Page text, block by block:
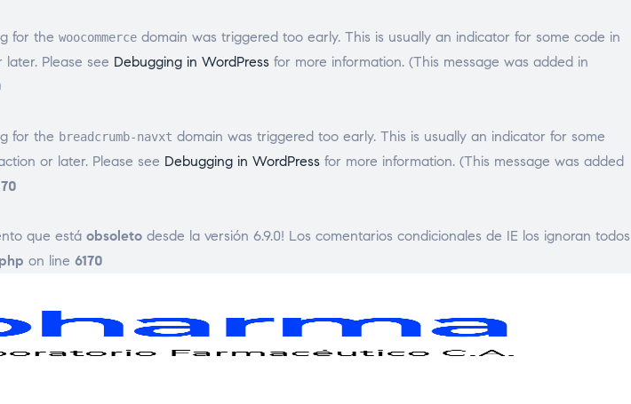
for the woocommerce domain was triggered too early. This is usually an indicator for some code in
later. Please see Debugging in WordPress for more information. (This message was added in
for the breadcrumb-navxt domain was triggered too early. This is usually an indicator for some
or later. Please see Debugging in WordPress for more information. (This message was added
que está obsoleto desde la versión 6.9.0! Los comentarios condicionales de IE los ignoran todos
on line 6170